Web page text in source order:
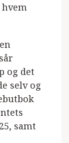
og det
selv og
samt